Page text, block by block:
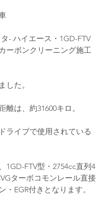
- ハイエース・1GD-FTV
ーボンクリーニング施工
した。
離は、約31600キロ。
ライブで使用されている
1GD-FTV型・2754cc直列4
ターボコモンレール直接
・EGR付きとなります。